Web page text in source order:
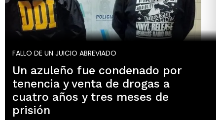
FALLO DE UN JUICIO ABREVIADO
Un azuleño fue condenado por
tenencia y venta de drogas a
cuatro años y tres meses de
prisión